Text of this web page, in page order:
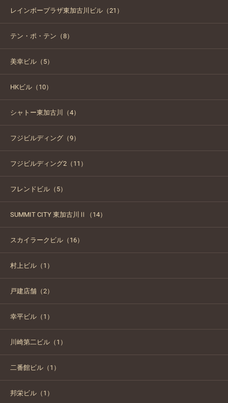
レインボープラザ東加古川ビル（21）
テン・ポ・テン（8）
美幸ビル（5）
HKビル（10）
シャトー東加古川（4）
フジビルディング（9）
フジビルディング2（11）
フレンドビル（5）
SUMMIT CITY 東加古川Ⅱ（14）
スカイラークビル（16）
村上ビル（1）
戸建店舗（2）
幸平ビル（1）
川崎第二ビル（1）
二番館ビル（1）
邦栄ビル（1）